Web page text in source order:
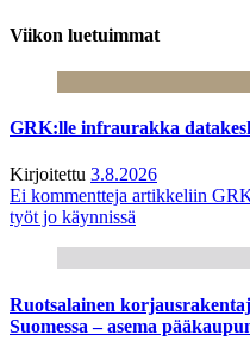
Viikon luetuimmat
GRK:lle infraurakka
Kirjoitettu 3.8.2026
Ei kommentteja artikkeliin
työt jo käynnissä
Ruotsalainen
Suomessa – asema